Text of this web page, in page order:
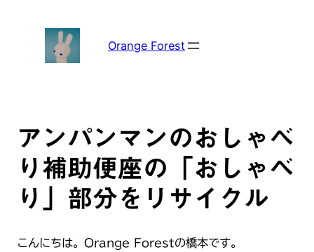
Orange Forest
アンパンマンのおしゃべ
り補助便座の「おしゃべ
り」部分をリサイクル
こんにちは。Orange Forestの橋本です。